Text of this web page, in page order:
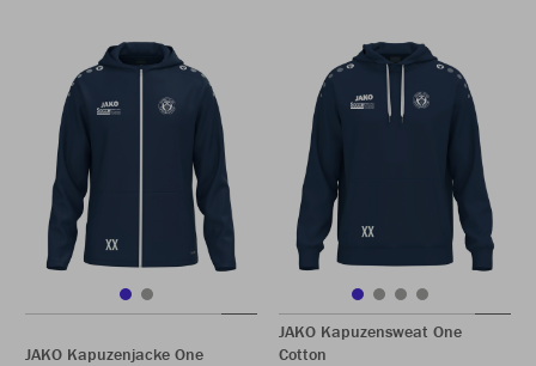
JAKO Kapuzenjacke One
JAKO Kapuzensweat One
Cotton